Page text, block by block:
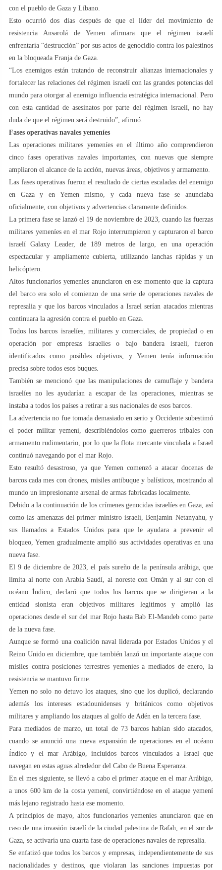
con el pueblo de Gaza y Líbano.
Esto ocurrió dos días después de que el líder del movimiento de
resistencia Ansarolá de Yemen afirmara que el régimen israelí
enfrentaría “destrucción” por sus actos de genocidio contra los palestinos
en la bloqueada Franja de Gaza.
“Los enemigos están tratando de reconstruir alianzas internacionales y
fortalecer las relaciones del régimen israelí con las grandes potencias del
mundo para otorgar al enemigo influencia estratégica internacional. Pero
con esta cantidad de asesinatos por parte del régimen israelí, no hay
duda de que el régimen será destruido”, afirmó.
Fases operativas navales yemeníes
Las operaciones militares yemeníes en el último año comprendieron
cinco fases operativas navales importantes, con nuevas que siempre
ampliaron el alcance de la acción, nuevas áreas, objetivos y armamento.
Las fases operativas fueron el resultado de ciertas escaladas del enemigo
en Gaza y en Yemen mismo, y cada nueva fase se anunciaba
oficialmente, con objetivos y advertencias claramente definidos.
La primera fase se lanzó el 19 de noviembre de 2023, cuando las fuerzas
militares yemeníes en el mar Rojo interrumpieron y capturaron el barco
israelí Galaxy Leader, de 189 metros de largo, en una operación
espectacular y ampliamente cubierta, utilizando lanchas rápidas y un
helicóptero.
Altos funcionarios yemeníes anunciaron en ese momento que la captura
del barco era solo el comienzo de una serie de operaciones navales de
represalia y que los barcos vinculados a Israel serían atacados mientras
continuara la agresión contra el pueblo en Gaza.
Todos los barcos israelíes, militares y comerciales, de propiedad o en
operación por empresas israelíes o bajo bandera israelí, fueron
identificados como posibles objetivos, y Yemen tenía información
precisa sobre todos esos buques.
También se mencionó que las manipulaciones de camuflaje y bandera
israelíes no les ayudarían a escapar de las operaciones, mientras se
instaba a todos los países a retirar a sus nacionales de esos barcos.
La advertencia no fue tomada demasiado en serio y Occidente subestimó
el poder militar yemení, describiéndolos como guerreros tribales con
armamento rudimentario, por lo que la flota mercante vinculada a Israel
continuó navegando por el mar Rojo.
Esto resultó desastroso, ya que Yemen comenzó a atacar docenas de
barcos cada mes con drones, misiles antibuque y balísticos, mostrando al
mundo un impresionante arsenal de armas fabricadas localmente.
Debido a la continuación de los crímenes genocidas israelíes en Gaza, así
como las amenazas del primer ministro israelí, Benjamín Netanyahu, y
sus llamados a Estados Unidos para que le ayudara a prevenir el
bloqueo, Yemen gradualmente amplió sus actividades operativas en una
nueva fase.
El 9 de diciembre de 2023, el país sureño de la península arábiga, que
limita al norte con Arabia Saudí, al noreste con Omán y al sur con el
océano Índico, declaró que todos los barcos que se dirigieran a la
entidad sionista eran objetivos militares legítimos y amplió las
operaciones desde el sur del mar Rojo hasta Bab El-Mandeb como parte
de la nueva fase.
Aunque se formó una coalición naval liderada por Estados Unidos y el
Reino Unido en diciembre, que también lanzó un importante ataque con
misiles contra posiciones terrestres yemeníes a mediados de enero, la
resistencia se mantuvo firme.
Yemen no solo no detuvo los ataques, sino que los duplicó, declarando
además los intereses estadounidenses y británicos como objetivos
militares y ampliando los ataques al golfo de Adén en la tercera fase.
Para mediados de marzo, un total de 73 barcos habían sido atacados,
cuando se anunció una nueva expansión de operaciones en el océano
Índico y el mar Arábigo, incluidos barcos vinculados a Israel que
navegan en estas aguas alrededor del Cabo de Buena Esperanza.
En el mes siguiente, se llevó a cabo el primer ataque en el mar Arábigo,
a unos 600 km de la costa yemení, convirtiéndose en el ataque yemení
más lejano registrado hasta ese momento.
A principios de mayo, altos funcionarios yemeníes anunciaron que en
caso de una invasión israelí de la ciudad palestina de Rafah, en el sur de
Gaza, se activaría una cuarta fase de operaciones navales de represalia.
Se enfatizó que todos los barcos y empresas, independientemente de sus
nacionalidades y destinos, que violaran las sanciones impuestas por